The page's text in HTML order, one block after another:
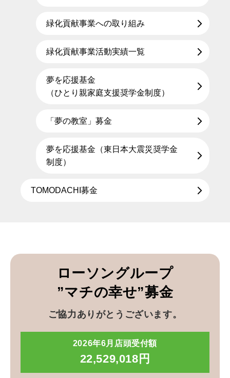
緑化貢献事業への取り組み
緑化貢献事業活動実績一覧
夢を応援基金
（ひとり親家庭支援奨学金制度）
「夢の教室」募金
夢を応援基金（東日本大震災奨学金
制度）
TOMODACHI募金
ローソングループ
”マチの幸せ”募金
ご協力ありがとうございます。
2026年6月店頭受付額
22,529,018円